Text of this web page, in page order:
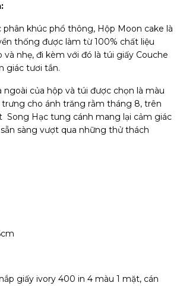
phân khúc phổ thông, Hộp Moon cake là
thống được làm từ 100% chất liệu
và nhẹ, đi kèm với đó là túi giấy Couche
giác tươi tắn.
ngoài của hộp và túi được chọn là màu
cho ánh trăng rằm tháng 8, trên
Song Hạc tung cánh mang lại cảm giác
sàng vượt qua những thử thách
giấy ivory 400 in 4 màu 1 mặt, cán